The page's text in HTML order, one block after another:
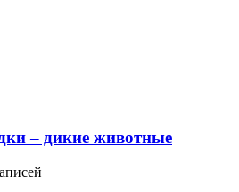
– дикие животные